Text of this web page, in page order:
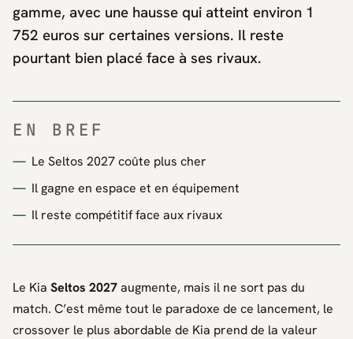
gamme, avec une hausse qui atteint environ 1
752 euros sur certaines versions. Il reste
pourtant bien placé face à ses rivaux.
EN BREF
Le Seltos 2027 coûte plus cher
Il gagne en espace et en équipement
Il reste compétitif face aux rivaux
Le Kia Seltos 2027augmente, mais il ne sort pas du
match. C’est même tout le paradoxe de ce lancement, le
crossover le plus abordable de Kia prend de la valeur